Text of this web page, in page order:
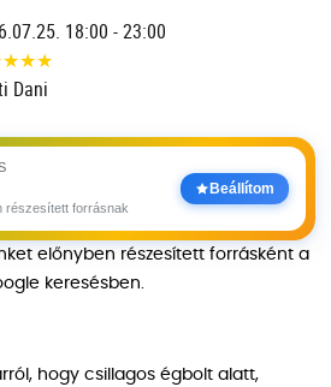
18:00 - 23:00
★★★
Dani
részesített forrásnak
Beállítom
előnyben részesített forrásként a
keresésben.
hogy csillagos égbolt alatt,